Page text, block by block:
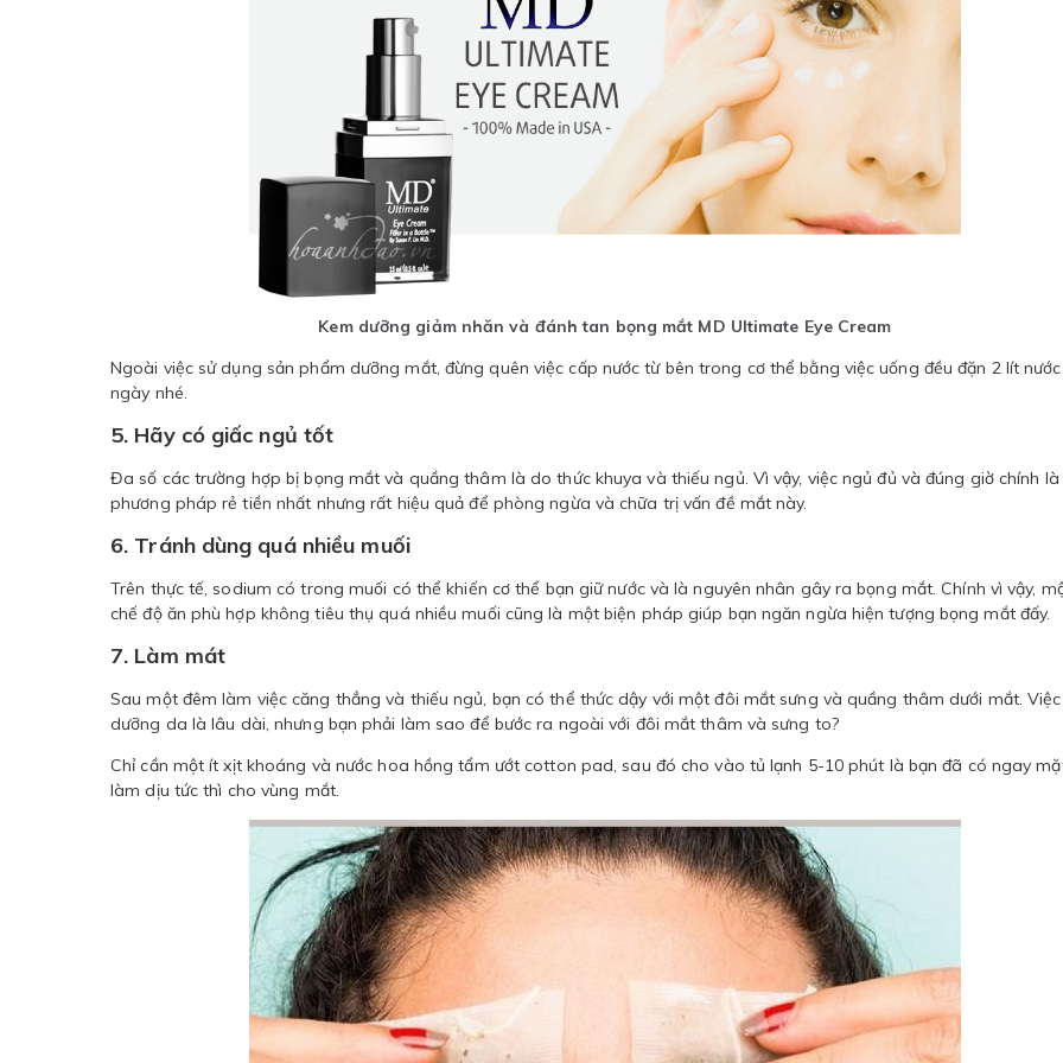
Kem dưỡng giảm nhăn và đánh tan bọng mắt MD Ultimate Eye Cream
Ngoài việc sử dụng sản phẩm dưỡng mắt, đừng quên việc cấp nước từ bên trong cơ thể bằng việc uống đều đặn 2 lít
ngày nhé.
5. Hãy có giấc ngủ tốt
Đa số các trường hợp bị bọng mắt và quầng thâm là do thức khuya và thiếu ngủ. Vì vậy, việc ngủ đủ và đúng giờ chính là
phương pháp rẻ tiền nhất nhưng rất hiệu quả để phòng ngừa và chữa trị vấn đề mắt này.
6. Tránh dùng quá nhiều muối
Trên thực tế, sodium có trong muối có thể khiến cơ thể bạn giữ nước và là nguyên nhân gây ra bọng mắt. Chính vì vậy,
chế độ ăn phù hợp không tiêu thụ quá nhiều muối cũng là một biện pháp giúp bạn ngăn ngừa hiện tượng bọng mắt đấy.
7. Làm mát
Sau một đêm làm việc căng thẳng và thiếu ngủ, bạn có thể thức dậy với một đôi mắt sưng và quầng thâm dưới mắt. Việc
dưỡng da là lâu dài, nhưng bạn phải làm sao để bước ra ngoài với đôi mắt thâm và sưng to?
Chỉ cần một ít xịt khoáng và nước hoa hồng tẩm ướt cotton pad, sau đó cho vào tủ lạnh 5-10 phút là bạn đã có ngay
làm dịu tức thì cho vùng mắt.